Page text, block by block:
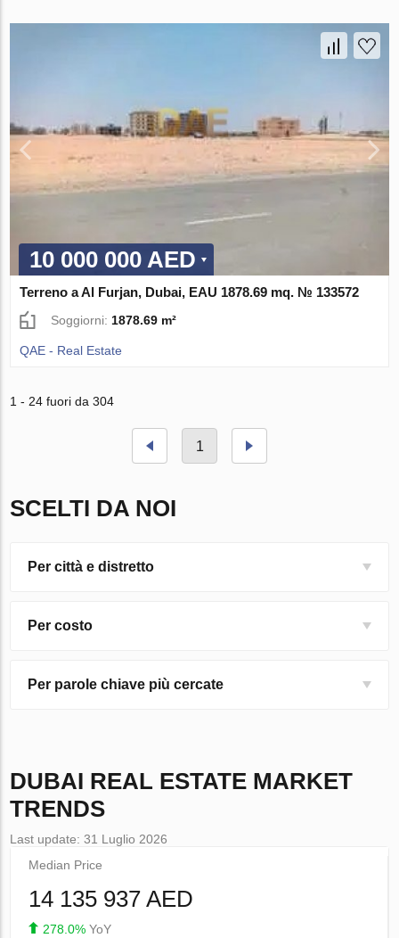
10 000 000 AED
Terreno a Al Furjan, Dubai, EAU 1878.69 mq. № 133572
Soggiorni:1878.69 m²
QAE - Real Estate
1 - 24 fuori da 304
1
SCELTI DA NOI
Per città e distretto
Per costo
Per parole chiave più cercate
DUBAI REAL ESTATE MARKET
TRENDS
Last update: 31 Luglio 2026
Median Price
14 135 937 AED
278.0% YoY